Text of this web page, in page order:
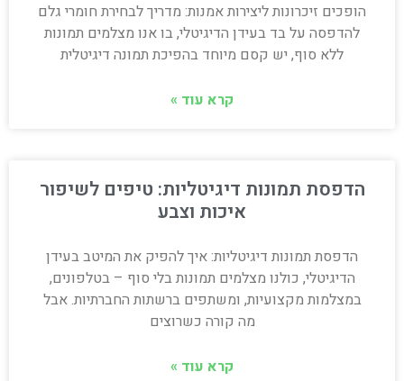
הופכים זיכרונות ליצירות אמנות: מדריך לבחירת חומרי גלם
להדפסה על בד בעידן הדיגיטלי, בו אנו מצלמים תמונות
ללא סוף, יש קסם מיוחד בהפיכת תמונה דיגיטלית
קרא עוד »
הדפסת תמונות דיגיטליות: טיפים לשיפור
איכות וצבע
הדפסת תמונות דיגיטליות: איך להפיק את המיטב בעידן
הדיגיטלי, כולנו מצלמים תמונות בלי סוף – בטלפונים,
במצלמות מקצועיות, ומשתפים ברשתות החברתיות. אבל
מה קורה כשרוצים
קרא עוד »